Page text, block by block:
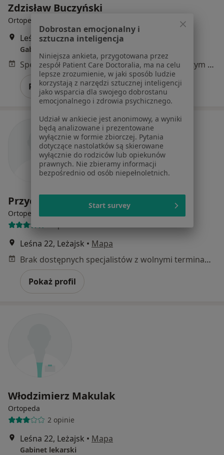
Zdzisław Buczyński
Ortopeda
Leśna 22, Leżajsk •Mapa
Gabinet lekarski
Specjalista nie oferuje umawiania online pod tym adresem.
Poproś o wizytę
Przychodnia nr 2
Ortopedia, Neurologia, Chirurgia Więcej
Leśna 22, Leżajsk • Mapa
Brak dostępnych specjalistów z wolnymi terminami w tym centrum medycznym.
Pokaż profil
Włodzimierz Makulak
Ortopeda
2 opinie
Leśna 22, Leżajsk • Mapa
Gabinet lekarski
Dobrostan emocjonalny i
sztuczna inteligencja
Niniejsza ankieta, przygotowana przez
zespół Patient Care Doctoralia, ma na celu
lepsze zrozumienie, w jaki sposób ludzie
korzystają z narzędzi sztucznej inteligencji
jako wsparcia dla swojego dobrostanu
emocjonalnego i zdrowia psychicznego.
Udział w ankiecie jest anonimowy, a wyniki
będą analizowane i prezentowane
wyłącznie w formie zbiorczej. Pytania
dotyczące nastolatków są skierowane
wyłącznie do rodziców lub opiekunów
prawnych. Nie zbieramy informacji
bezpośrednio od osób niepełnoletnich.
Start survey